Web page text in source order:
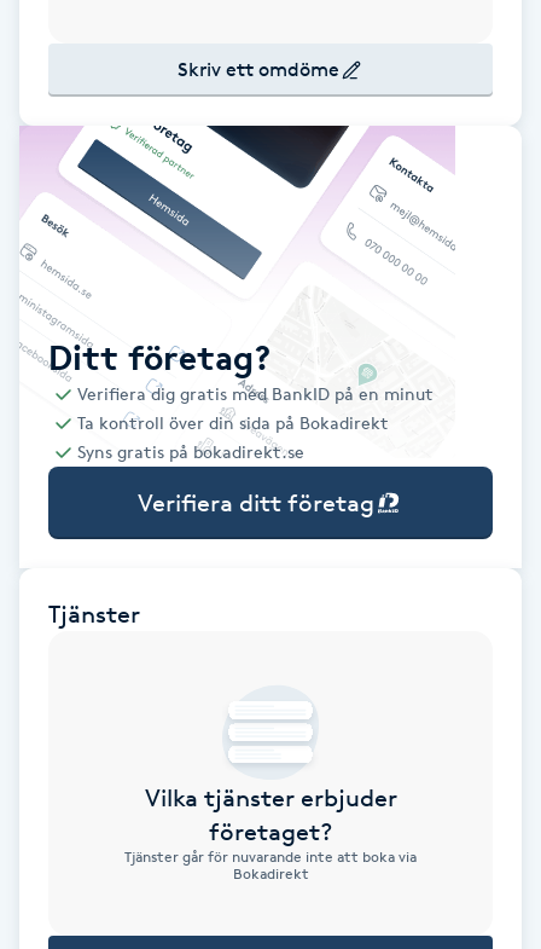
Babylights
Bambumassage
Barber
Barnklippning
Blowout
Brynformning
Bröllopsuppsättning
Skriv ett omdöme
Ditt företag?
Verifiera dig gratis med BankID på en minut
Ta kontroll över din sida på Bokadirekt
Syns gratis på bokadirekt.se
Verifiera ditt företag
Tjänster
Vilka tjänster erbjuder
företaget?
Tjänster går för nuvarande inte att boka via
Bokadirekt